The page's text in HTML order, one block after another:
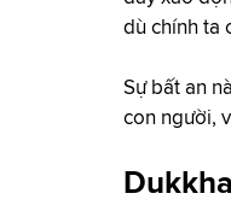
dù chính ta
Sự bất an
con người,